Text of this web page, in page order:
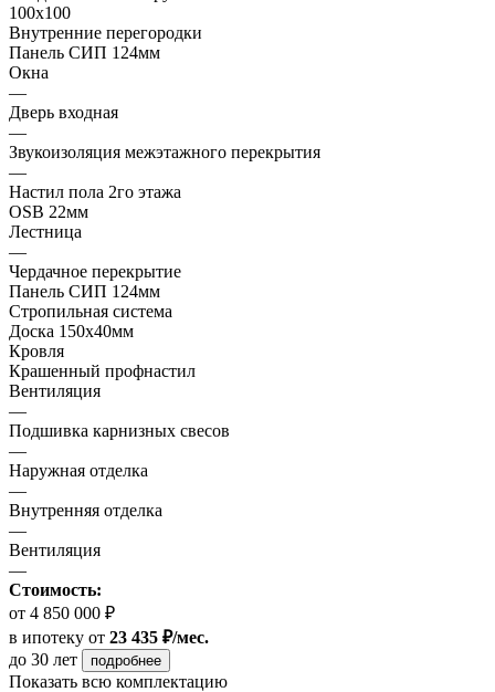
100х100
Внутренние перегородки
Панель СИП 124мм
Окна
—
Дверь входная
—
Звукоизоляция межэтажного перекрытия
—
Настил пола 2го этажа
OSB 22мм
Лестница
—
Чердачное перекрытие
Панель СИП 124мм
Стропильная система
Доска 150х40мм
Кровля
Крашенный профнастил
Вентиляция
—
Подшивка карнизных свесов
—
Наружная отделка
—
Внутренняя отделка
—
Вентиляция
—
Стоимость:
от 4 850 000 ₽
в ипотеку от 23 435 ₽/мес.
до 30 лет
подробнее
Показать всю комплектацию